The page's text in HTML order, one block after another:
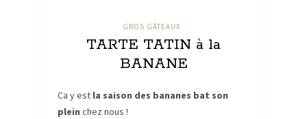
GROS GÂTEAUX
TARTE TATIN à la
BANANE
Ca y est la saison des bananes bat son
plein chez nous !